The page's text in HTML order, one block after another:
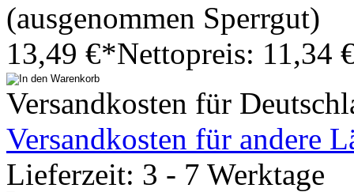
(ausgenommen Sperrgut)
13,49 €*Nettopreis: 11,34
Versandkosten für
Versandkosten für andere
Lieferzeit: 3 - 7 Werktage